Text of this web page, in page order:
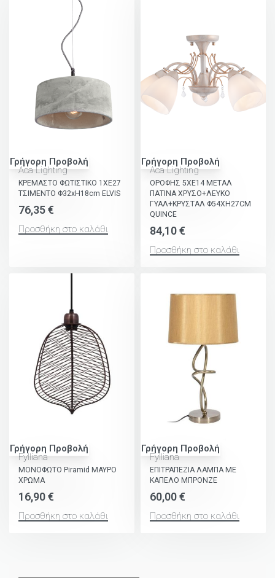
Γρήγορη Προβολή
Aca Lighting
ΚΡΕΜΑΣΤΟ ΦΩΤΙΣΤΙΚΟ 1ΧΕ27
ΤΣΙΜΕΝΤΟ Φ32xH18cm ELVIS
76,35€
Προσθήκη στο καλάθι
Γρήγορη Προβολή
Aca Lighting
ΟΡΟΦΗΣ 5ΧΕ14 ΜΕΤΑΛ
ΠΑΤΙΝΑ ΧΡΥΣΟ+ΛΕΥΚΟ
ΓΥΑΛ+ΚΡΥΣΤΑΛ Φ54ΧΗ27CM
QUINCE
84,10€
Προσθήκη στο καλάθι
Γρήγορη Προβολή
Fylliana
ΜΟΝΟΦΩΤΟ Piramid ΜΑΥΡΟ
ΧΡΩΜΑ
16,90€
Προσθήκη στο καλάθι
Γρήγορη Προβολή
Fylliana
ΕΠΙΤΡΑΠΕΖΙΑ ΛΑΜΠΑ ΜΕ
ΚΑΠΕΛΟ ΜΠΡΟΝΖΕ
60,00€
Προσθήκη στο καλάθι